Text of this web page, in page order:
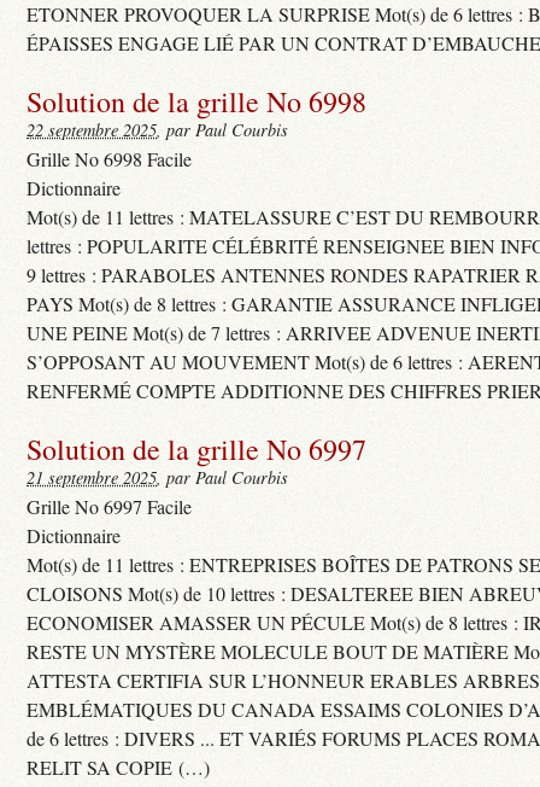
ETONNER PROVOQUER LA SURPRISE Mot(s) de 6 lettres :
ÉPAISSES ENGAGE LIÉ PAR UN CONTRAT
Solution de la grille No 6998
22 septembre 2025, par Paul Courbis
Grille No 6998 Facile
Dictionnaire
Mot(s) de 11 lettres : MATELASSURE C’EST DU
lettres : POPULARITE CÉLÉBRITÉ RENSEIGNEE BIEN
9 lettres : PARABOLES ANTENNES RONDES RAPATRIER
PAYS Mot(s) de 8 lettres : GARANTIE ASSURANCE
UNE PEINE Mot(s) de 7 lettres : ARRIVEE ADVENUE
S’OPPOSANT AU MOUVEMENT Mot(s) de 6 lettres :
RENFERMÉ COMPTE ADDITIONNE DES CHIFFRES
Solution de la grille No 6997
21 septembre 2025, par Paul Courbis
Grille No 6997 Facile
Dictionnaire
Mot(s) de 11 lettres : ENTREPRISES BOÎTES DE PATRONS
CLOISONS Mot(s) de 10 lettres : DESALTEREE BIEN
ECONOMISER AMASSER UN PÉCULE Mot(s) de 8 lettres :
RESTE UN MYSTÈRE MOLECULE BOUT DE MATIÈRE
ATTESTA CERTIFIA SUR L’HONNEUR ERABLES ARBRES
EMBLÉMATIQUES DU CANADA ESSAIMS COLONIES
de 6 lettres : DIVERS ... ET VARIÉS FORUMS PLACES
RELIT SA COPIE (…)